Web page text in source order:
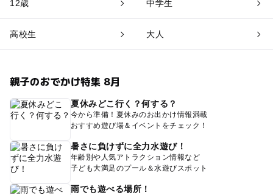
12歳 中学生
高校生 大人
親子のおでかけ特集 8月
夏休みどこ行く？何する？
今から準備！夏休みのお出かけ情報満載
おすすめ遊び場＆イベントをチェック！
暑さに負けずに全力水遊び！
年齢別や人気アトラクション情報など
子ども大満足のプール＆水遊びスポット
雨でも遊べる場所！